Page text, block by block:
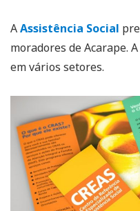
AAssistência Social
moradores de Acarape.
em vários setores.